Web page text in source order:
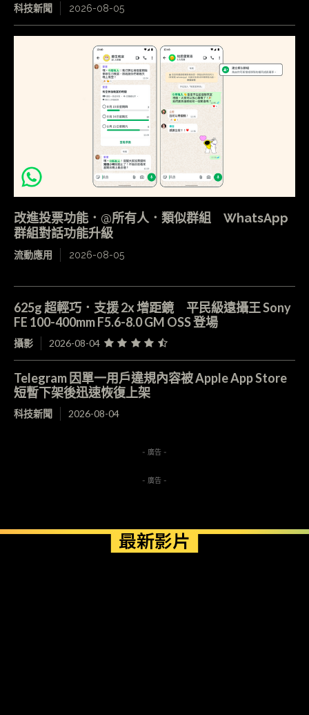
科技新聞 2026-08-05
改進投票功能．@所有人．類似群組 WhatsApp
群組對話功能升級
流動應用 2026-08-05
625g 超輕巧．支援 2x 增距鏡 平民級遠攝王 Sony
FE 100-400mm F5.6-8.0 GM OSS 登場
攝影 2026-08-04
Telegram 因單一用戶違規內容被 Apple App Store
短暫下架後迅速恢復上架
科技新聞 2026-08-04
- 廣告 -
- 廣告 -
最新影片